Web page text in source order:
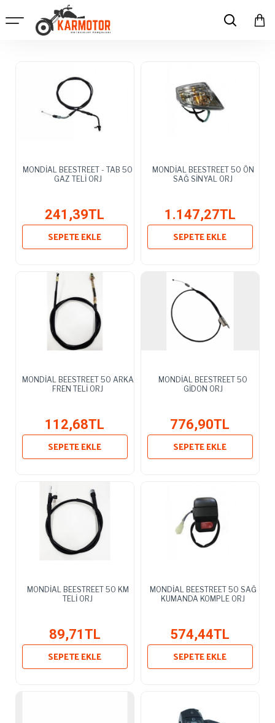
MONDİAL BEESTREET - TAB 50
GAZ TELİ ORJ
241,39TL
SEPETE EKLE
MONDİAL BEESTREET 50 ÖN
SAĞ SİNYAL ORJ
1.147,27TL
SEPETE EKLE
MONDİAL BEESTREET 50 ARKA
FREN TELİ ORJ
112,68TL
SEPETE EKLE
MONDİAL BEESTREET 50
GİDON ORJ
776,90TL
SEPETE EKLE
MONDİAL BEESTREET 50 KM
TELİ ORJ
89,71TL
SEPETE EKLE
MONDİAL BEESTREET 50 SAĞ
KUMANDA KOMPLE ORJ
574,44TL
SEPETE EKLE